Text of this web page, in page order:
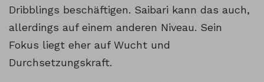
Dribblings beschäftigen. Saibari kann das auch,
allerdings auf einem anderen Niveau. Sein
Fokus liegt eher auf Wucht und
Durchsetzungskraft.